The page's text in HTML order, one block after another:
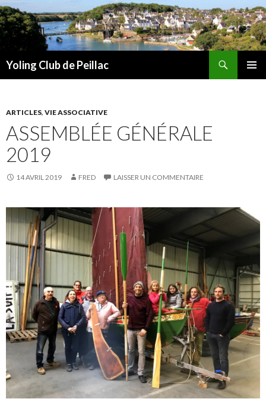
Yoling Club de Peillac
ARTICLES, VIE ASSOCIATIVE
ASSEMBLÉE GÉNÉRALE
2019
14 AVRIL 2019 FRED LAISSER UN COMMENTAIRE